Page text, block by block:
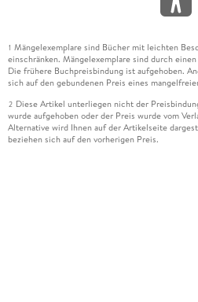
1 Mängelexemplare sind Bücher mit leichten
einschränken. Mängelexemplare sind durch
Die frühere Buchpreisbindung ist aufgehoben.
sich auf den gebundenen Preis eines
2 Diese Artikel unterliegen nicht der
wurde aufgehoben oder der Preis wurde vom
Alternative wird Ihnen auf der Artikelseite
beziehen sich auf den vorherigen Preis.